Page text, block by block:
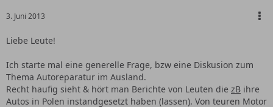
3. Juni 2013
Liebe Leute!
Ich starte mal eine generelle Frage, bzw eine Diskusion zum
Thema Autoreparatur im Ausland.
Recht haufig sieht & hört man Berichte von Leuten die zB ihre
Autos in Polen instandgesetzt haben (lassen). Von teuren Motor